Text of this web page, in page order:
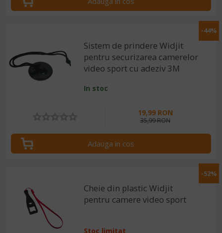
-44%
Sistem de prindere Widjit
pentru securizarea camerelor
video sport cu adeziv 3M
In stoc
19,99 RON
35,99 RON
Adauga in cos
-52%
Cheie din plastic Widjit
pentru camere video sport
Stoc limitat